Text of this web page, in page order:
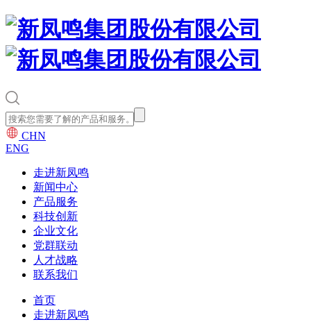
CHN
ENG
走进新凤鸣
新闻中心
产品服务
科技创新
企业文化
党群联动
人才战略
联系我们
首页
走进新凤鸣